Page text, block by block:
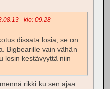
- klo: 09.28
dissata losia, se on
Bigbearille vain vähän
losin kestävyyttä niin
rikki ku sen ajaa